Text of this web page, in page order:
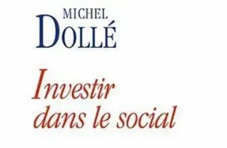
Montres Rares Collection
Comparatifs TendancesCollection
Montres Rares Collection